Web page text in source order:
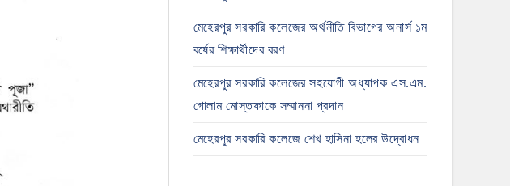
মেহেরপুর সরকারি কলেজের অর্থনীতি বিভাগের অনার্স ১ম
বর্ষের শিক্ষার্থীদের বরণ
মেহেরপুর সরকারি কলেজের সহযোগী অধ্যাপক এস.এম.
গোলাম মোস্তফাকে সম্মাননা প্রদান
মেহেরপুর সরকারি কলেজে শেখ হাসিনা হলের উদ্বোধন